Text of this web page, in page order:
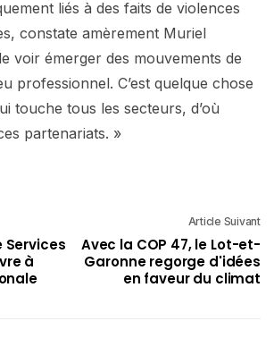
liés à des faits de violences
constate amèrement Muriel
voir émerger des mouvements de
professionnel. C’est quelque chose
touche tous les secteurs, d’où
partenariats. »
Services
à
Article Suivant
Avec la COP 47, le Lot-et-
Garonne regorge d'idées
en faveur du climat